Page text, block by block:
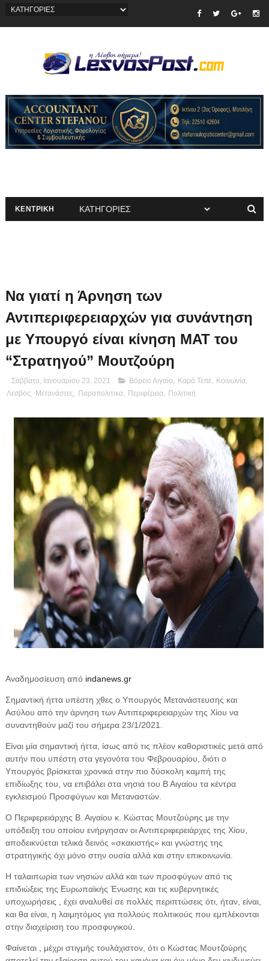
ΚΕΝΤΡΙΚΗ
Να γιατί η Άρνηση των
Αντιπεριφερειαρχών για συνάντηση
με Υπουργό είναι κίνηση ΜΑΤ του
“Στρατηγού” Μουτζούρη
Σάββατο, Ιανουαρίου 23, 2021 Βόρειο Αιγαίο Καρά Τεπέ, Κοινωνία,
Λεσβος
Μετανάστες Παραπολιτικα, Περιφέρεια, Πολιτική
Αναδημοσίευση από indanews.gr
Σημαντική ήττα υπέστη χθες ο Υπουργός Μετανάστευσης και
Ασύλου από την άρνηση των Αντιπεριφερειαρχών της Χίου να
συναντηθούν μαζί του σήμερα 23/1/2021.
Είναι μία σημαντική ήττα, ίσως από τις πλέον καθοριστικές μετά από
αυτήν που υπέστη στα γεγονότα του Φεβρουαρίου, διότι ο
Υπουργός βρίσκεται χρονικά στην πιο δύσκολη καμπή της
επιδίωξης του, να επιβάλει στα νησιά του Β Αιγαίου τα κέντρα
εγκλεισμού Προσφύγων και Μεταναστών.
Ο Περιφερειάρχης Β. Αιγαίου κ. Κώστας Μουτζούρης με την
υπόδειξη του οποίου ενήργησαν οι Αντιπεριφερειάρχες της Χίου,
αποδεικνύεται τελικά δεινός «σκακιστής» και γνώστης της
στρατηγικής όχι μόνο στην ουσία αλλά και στην επικοινωνία.
Η ταλαιπωρία των νησιών αλλά και των προσφύγων από τις
επιδιώξεις της Ευρωπαϊκής Ένωσης και τις κυβερνητικές
υποχωρήσεις , έχει αναλυθεί σε πολλές περιπτώσεις ότι, ήταν, είναι,
και θα είναι, η λαιμητόμος για πολλούς πολιτικούς που εμπλέκονται
στην διαχείριση του προσφυγικού.
Φαίνεται , μέχρι στιγμής τουλάχιστον, ότι ο Κώστας Μουτζούρης